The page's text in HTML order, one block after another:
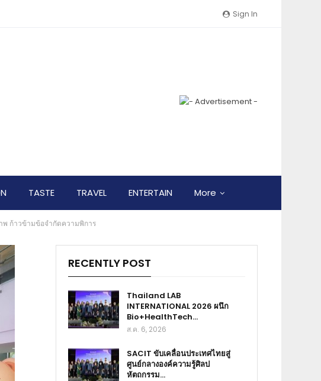
Sign In
TASTE TRAVEL ENTERTAIN More
พ ก้าวข้ามข้อจำกัดความพิการ
RECENTLY POST
Thailand LAB
INTERNATIONAL 2026 ผนึก
Bio+HealthTech…
ส.ค. 6, 2026
SACIT ขับเคลื่อนประเทศไทยสู่
ศูนย์กลางองค์ความรู้ศิลป
หัตถกรรม…